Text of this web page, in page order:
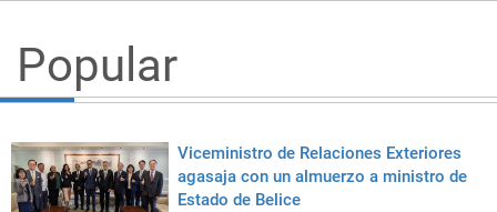
Popular
Viceministro de Relaciones Exteriores
agasaja con un almuerzo a ministro de
Estado de Belice